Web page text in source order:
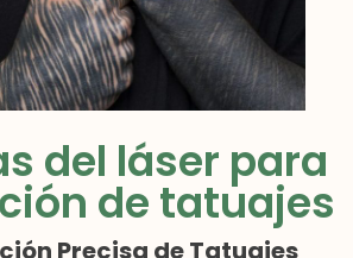
del láser para
de tatuajes
Precisa de Tatuajes